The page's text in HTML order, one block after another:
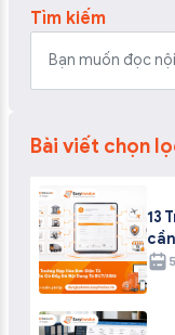
Tìm kiếm
Bài viết chọn
13